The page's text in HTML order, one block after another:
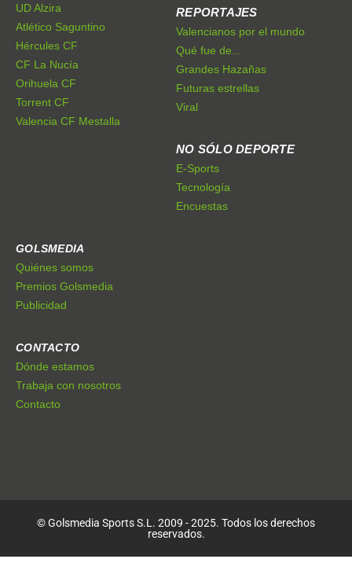
UD Alzira
Atlético Saguntino
Hércules CF
CF La Nucía
Orihuela CF
Torrent CF
Valencia CF Mestalla
REPORTAJES
Valencianos por el mundo
Qué fue de...
Grandes Hazañas
Futuras estrellas
Viral
NO SÓLO DEPORTE
E-Sports
Tecnología
Encuestas
GOLSMEDIA
Quiénes somos
Premios Golsmedia
Publicidad
CONTACTO
Dónde estamos
Trabaja con nosotros
Contacto
© Golsmedia Sports S.L. 2009 - 2025. Todos los derechos
reservados.